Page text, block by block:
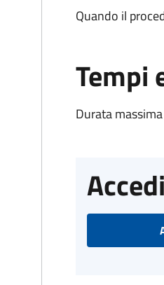
Quando il
Tempi
Durata